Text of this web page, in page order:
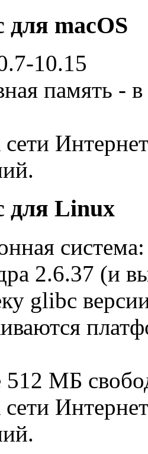
macOS
10.15
память -
для Linux
2.6.37 (и
glibc
МБ